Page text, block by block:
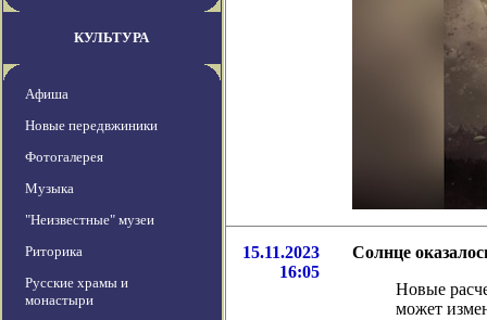
КУЛЬТУРА
Афиша
Новые передвжиники
Фотогалерея
Музыка
"Неизвестные" музеи
Риторика
Русские храмы и
монастыри
15.11.2023
16:05
Солнце
Новые
может